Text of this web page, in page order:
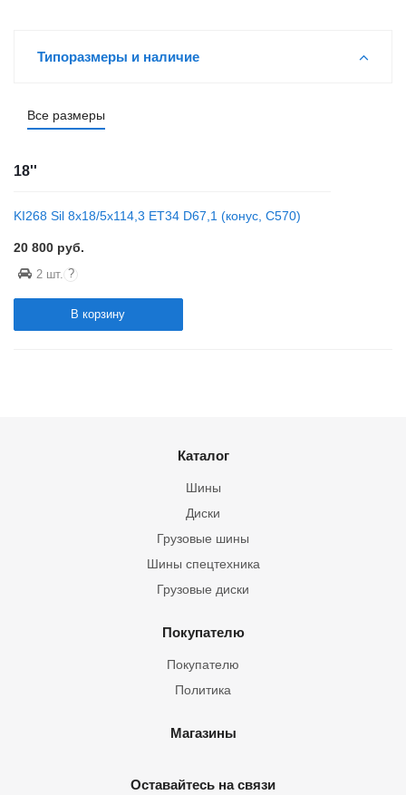
Типоразмеры и наличие
Все размеры
18''
KI268 Sil 8x18/5x114,3 ET34 D67,1 (конус, C570)
20 800 руб.
2 шт. ?
В корзину
Каталог
Шины
Грузовые шины
Шины спецтехника
Диски
Грузовые диски
Покупателю
Покупателю
Политика
Магазины
Оставайтесь на связи